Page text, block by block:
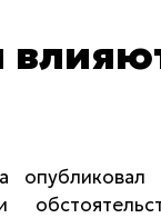
опубликовал